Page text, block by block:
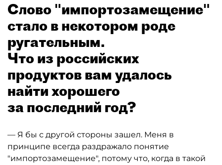
Слово "импортозамещение"
стало в некотором роде
ругательным.
Что из российских
продуктов вам удалось
найти хорошего
за последний год?
— Я бы с другой стороны зашел. Меня в
принципе всегда раздражало понятие
"импортозамещение", потому что, когда в такой